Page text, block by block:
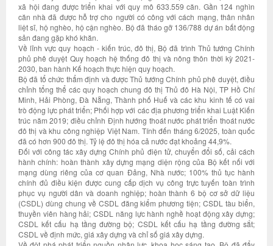
xã hội đang được triển khai với quy mô 633.559 căn. Gần 124 nghìn
căn nhà đã được hỗ trợ cho người có công với cách mạng, thân nhân
liệt sĩ, hộ nghèo, hộ cận nghèo. Bộ đã tháo gỡ 136/788 dự án bất động
sản đang gặp khó khăn.
Về lĩnh vực quy hoạch - kiến trúc, đô thị, Bộ đã trình Thủ tướng Chính
phủ phê duyệt Quy hoạch hệ thống đô thị và nông thôn thời kỳ 2021-
2030, ban hành Kế hoạch thực hiện quy hoạch.
Bộ đã tổ chức thẩm định và được Thủ tướng Chính phủ phê duyệt, điều
chỉnh tổng thể các quy hoạch chung đô thị Thủ đô Hà Nội, TP Hồ Chí
Minh, Hải Phòng, Đà Nẵng, Thành phố Huế và các khu kinh tế có vai
trò động lực phát triển; Phối hợp với các địa phương triển khai Luật Kiến
trúc năm 2019; điều chỉnh Định hướng thoát nước phát triển thoát nước
đô thị và khu công nghiệp Việt Nam. Tính đến tháng 6/2025, toàn quốc
đã có hơn 900 đô thị. Tỷ lệ đô thị hóa cả nước đạt khoảng 44,9%.
Đối với công tác xây dựng Chính phủ điện tử, chuyển đổi số, cải cách
hành chính: hoàn thành xây dựng mạng diện rộng của Bộ kết nối với
mạng dùng riêng của cơ quan Đảng, Nhà nước; 100% thủ tục hành
chính đủ điều kiện được cung cấp dịch vụ công trực tuyến toàn trình
phục vụ người dân và doanh nghiệp; hoàn thành 6 bộ cơ sở dữ liệu
(CSDL) dùng chung về CSDL đăng kiểm phương tiện; CSDL tàu biển,
thuyền viên hàng hải; CSDL năng lực hành nghề hoạt động xây dựng;
CSDL kết cấu hạ tầng đường bộ; CSDL kết cấu hạ tầng đường sắt;
CSDL về định mức, giá xây dựng và chỉ số giá xây dựng.